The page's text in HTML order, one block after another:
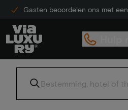
Gasten beoordelen ons met een